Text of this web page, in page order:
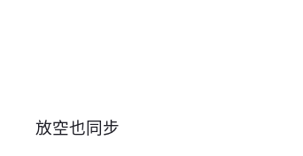
放空也同步